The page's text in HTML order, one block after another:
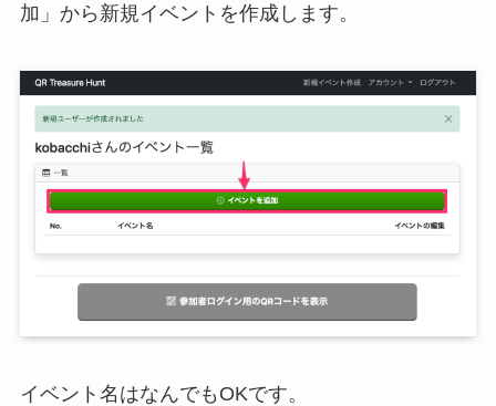
加」から新規イベントを作成します。
イベント名はなんでもOKです。